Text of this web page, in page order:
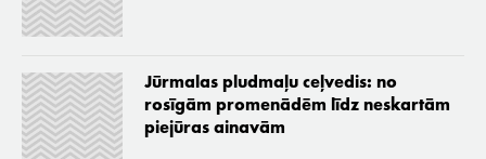
Jūrmalas pludmaļu ceļvedis: no
rosīgām promenādēm līdz neskartām
piejūras ainavām